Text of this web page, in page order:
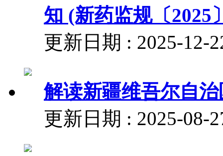
知 (新药监规〔2025
更新日期 : 2025-
解读新疆维吾尔自
更新日期 : 2025-